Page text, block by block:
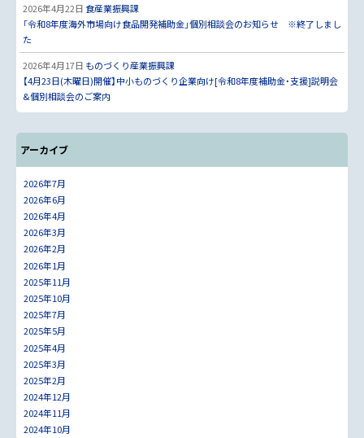
2026年4月22日食産業振興課
「令和8年度海外市場向け食品開発補助金」個別相談会のお知らせ ※終了しまし
た
2026年4月17日 ものづくり産業振興課
【4月23日(木曜日)開催】中小ものづくり企業向け[令和8年度補助金・支援]説明会
&個別相談会のご案内
アーカイブ
2026年7月
2026年6月
2026年4月
2026年3月
2026年2月
2026年1月
2025年11月
2025年10月
2025年7月
2025年5月
2025年4月
2025年3月
2025年2月
2024年12月
2024年11月
2024年10月